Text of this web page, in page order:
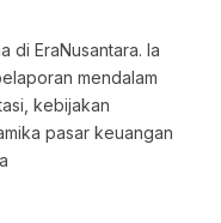
di EraNusantara. Ia
mendalam
kebijakan
pasar keuangan